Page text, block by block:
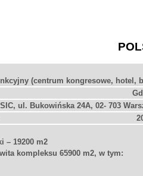
(centrum kongresowe, hotel,
ul. Bukowińska 24A, 02- 703
– 19200 m2
kompleksu 65900 m2, w tym: